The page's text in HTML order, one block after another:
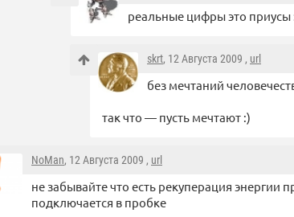
реальные цифры это приусы
skrt, 12 Августа 2009 , url
без мечтаний
так что — пусть мечтают :)
NoMan, 12 Августа 2009 , url
не забывайте что есть рекуперация энергии
подключается в пробке